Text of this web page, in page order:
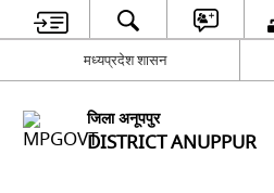
मध्यप्रदेश शासन
जिला अनूपपुर
DISTRICT ANUPPUR